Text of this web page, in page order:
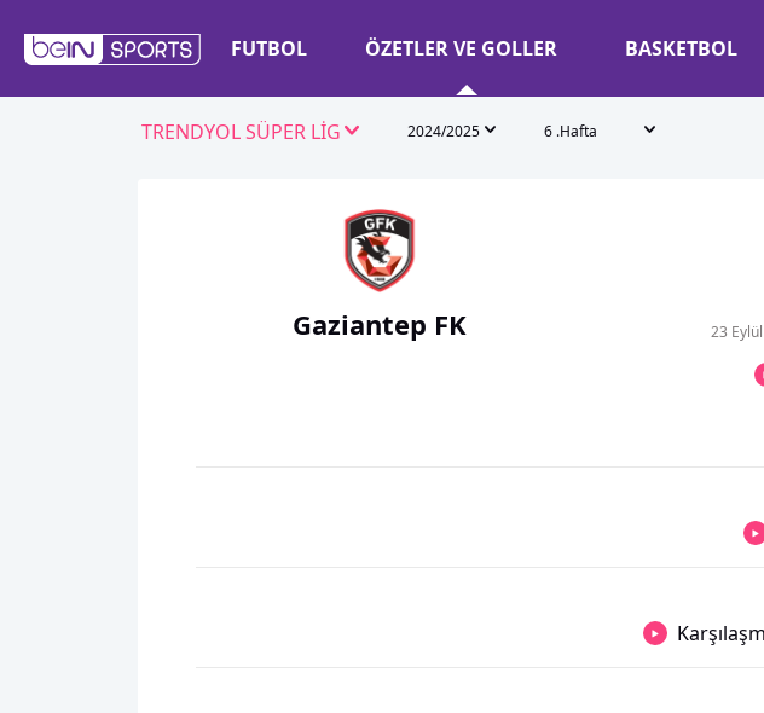
FUTBOL ÖZETLER VE GOLLER BASKETBOL
TRENDYOL SÜPER LİG 2024/2025 6 .Hafta
Gaziantep FK 23